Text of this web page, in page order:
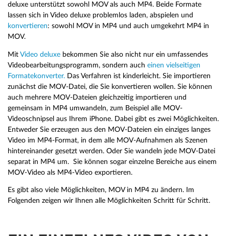
deluxe unterstützt sowohl MOV als auch MP4. Beide Formate
lassen sich in Video deluxe problemlos laden, abspielen und
konvertieren: sowohl MOV in MP4 und auch umgekehrt MP4 in
MOV.
Mit Video deluxe bekommen Sie also nicht nur ein umfassendes
Videobearbeitungsprogramm, sondern auch einen vielseitigen
Formatekonverter. Das Verfahren ist kinderleicht. Sie importieren
zunächst die MOV-Datei, die Sie konvertieren wollen. Sie können
auch mehrere MOV-Dateien gleichzeitig importieren und
gemeinsam in MP4 umwandeln, zum Beispiel alle MOV-
Videoschnipsel aus Ihrem iPhone. Dabei gibt es zwei Möglichkeiten.
Entweder Sie erzeugen aus den MOV-Dateien ein einziges langes
Video im MP4-Format, in dem alle MOV-Aufnahmen als Szenen
hintereinander gesetzt werden. Oder Sie wandeln jede MOV-Datei
separat in MP4 um. Sie können sogar einzelne Bereiche aus einem
MOV-Video als MP4-Video exportieren.
Es gibt also viele Möglichkeiten, MOV in MP4 zu ändern. Im
Folgenden zeigen wir Ihnen alle Möglichkeiten Schritt für Schritt.